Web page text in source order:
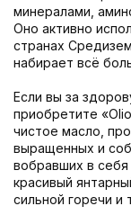
минералами,
Оно активно
странах
набирает всё
Если вы за
приобретите
чистое масло,
выращенных и
вобравших в
красивый
сильной горечи и